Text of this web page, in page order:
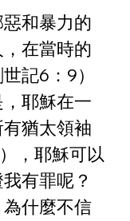
和暴力的
在當時的
記6：9）
耶穌在一
猶太領袖
，耶穌可以
有罪呢？
什麼不信